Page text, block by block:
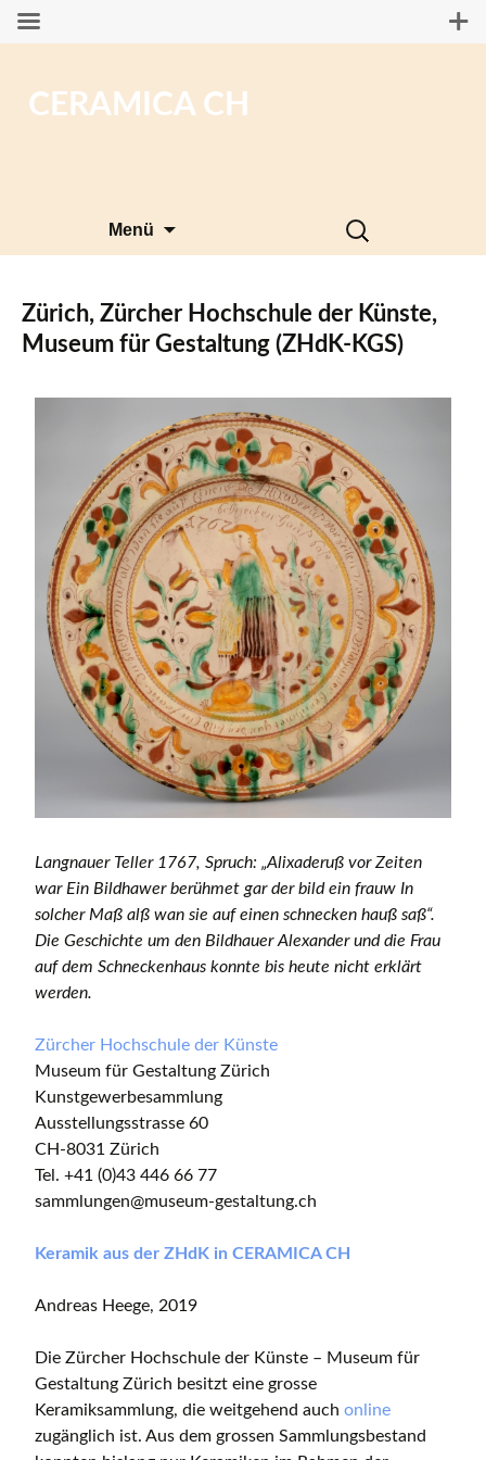
CERAMICA CH
Menü
Suchen
nach:
Zürich, Zürcher Hochschule der Künste,
Museum für Gestaltung (ZHdK-KGS)
Langnauer Teller 1767, Spruch: „Alixaderuß vor Zeiten
war Ein Bildhawer berühmet gar der bild ein frauw In
solcher Maß alß wan sie auf einen schnecken hauß saß“.
Die Geschichte um den Bildhauer Alexander und die Frau
auf dem Schneckenhaus konnte bis heute nicht erklärt
werden.
Zürcher Hochschule der Künste
Museum für Gestaltung Zürich
Kunstgewerbesammlung
Ausstellungsstrasse 60
CH-8031 Zürich
Tel. +41 (0)43 446 66 77
sammlungen@museum-gestaltung.ch
Keramik aus der ZHdK in CERAMICA CH
Andreas Heege, 2019
Die Zürcher Hochschule der Künste – Museum für
Gestaltung Zürich besitzt eine grosse
Keramiksammlung, die weitgehend auch online
zugänglich ist. Aus dem grossen Sammlungsbestand